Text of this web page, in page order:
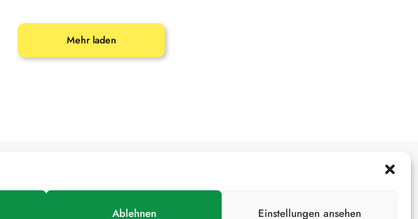
Ablehnen Einstellungen ansehen
Mehr laden